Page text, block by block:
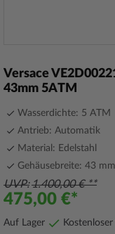
der
Bildergalerie
springen
Versace
43mm 5ATM
Wasserdichte: 5 ATM
Antrieb: Automatik
Material: Edelstahl
Gehäusebreite: 43 mm
UVP 1.400,00 €
475,00 €
Auf Lager